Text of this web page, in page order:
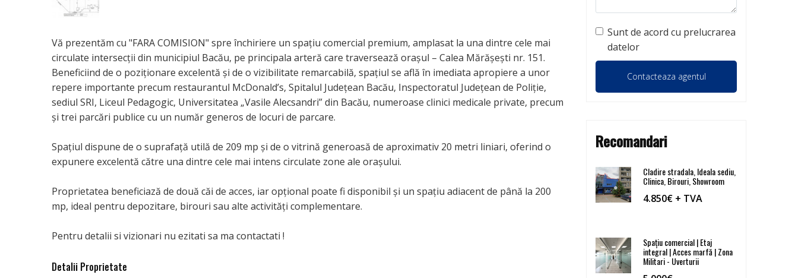
Vă prezentăm cu "FARA COMISION" spre închiriere un spațiu comercial premium, amplasat la una dintre cele mai
circulate intersecții din municipiul Bacău, pe principala arteră care traversează orașul – Calea Mărășești nr. 151.
Beneficiind de o poziționare excelentă și de o vizibilitate remarcabilă, spațiul se află în imediata apropiere a unor
repere importante precum restaurantul McDonald’s, Spitalul Județean Bacău, Inspectoratul Județean de Poliție,
sediul SRI, Liceul Pedagogic, Universitatea „Vasile Alecsandri” din Bacău, numeroase clinici medicale private, precum
și trei parcări publice cu un număr generos de locuri de parcare.
Spațiul dispune de o suprafață utilă de 209 mp și de o vitrină generoasă de aproximativ 20 metri liniari, oferind o
expunere excelentă către una dintre cele mai intens circulate zone ale orașului.
Proprietatea beneficiază de două căi de acces, iar opțional poate fi disponibil și un spațiu adiacent de până la 200
mp, ideal pentru depozitare, birouri sau alte activități complementare.
Pentru detalii si vizionari nu ezitati sa ma contactati !
Detalii Proprietate
Sunt de acord cu prelucrarea
datelor
Recomandari
Cladire stradala, Ideala sediu,
Clinica, Birouri, Showroom
4.850€ + TVA
Spațiu comercial | Etaj
integral | Acces marfă | Zona
Militari - Uverturii